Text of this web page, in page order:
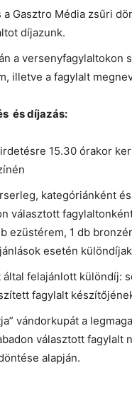
a Gasztro Média zsűri
díjazunk.
a versenyfagylaltokon
illetve a fagylalt
és díjazás:
15.30 órakor
kategóriánként
választott
ezüstérem, 1 db
esetén különdíjak
felajánlott különdíj:
fagylalt
vándorkupát a
választott fagylalt
alapján.